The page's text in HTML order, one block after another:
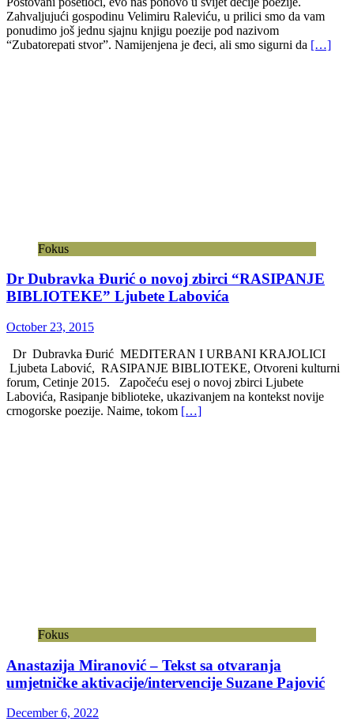
Zahvaljujući gospodinu Velimiru Raleviću, u prilici smo da vam
ponudimo još jednu sjajnu knjigu poezije pod nazivom
“Zubatorepati stvor”. Namijenjena je đeci, ali smo sigurni da […]
Fokus
Dr Dubravka Đurić o novoj zbirci “RASIPANJE
BIBLIOTEKE” Ljubete Labovića
October 23, 2015
Dr Dubravka Đurić MEDITERAN I URBANI KRAJOLICI
Ljubeta Labović, RASIPANJE BIBLIOTEKE, Otvoreni kulturni
forum, Cetinje 2015. Započeću esej o novoj zbirci Ljubete
Labovića, Rasipa­nje biblioteke, ukazivanjem na kontekst novije
crnogorske poezije. Naime, tokom […]
Fokus
Anastazija Miranović – Tekst sa otvaranja
umjetničke aktivacije/intervencije Suzane Pajović
December 6, 2022